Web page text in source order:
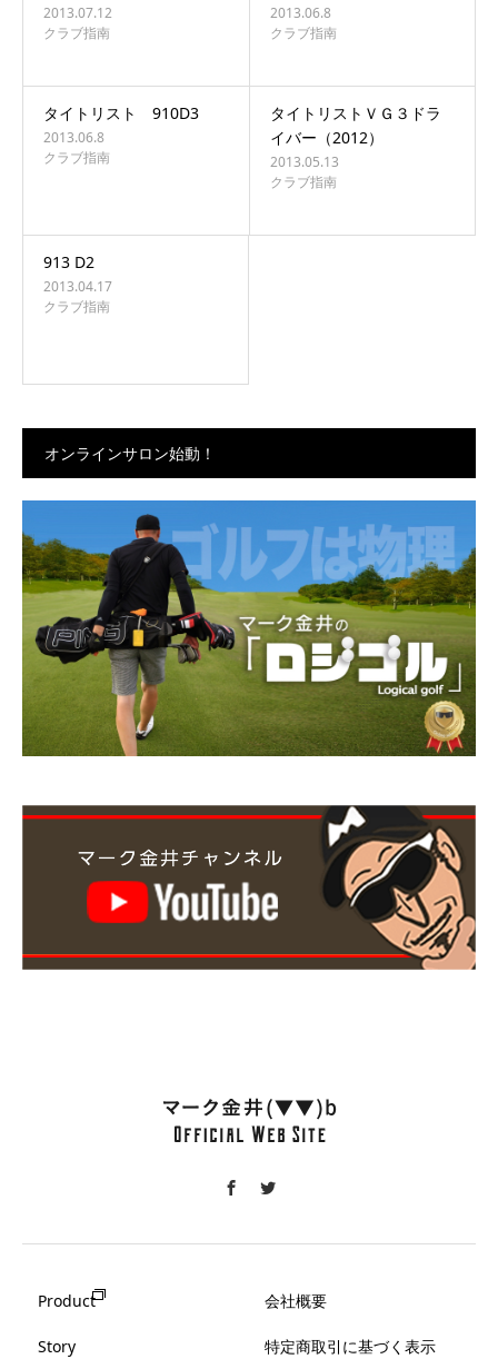
2013.07.12
クラブ指南
2013.06.8
クラブ指南
タイトリスト 910D3
2013.06.8
クラブ指南
タイトリストＶＧ３ドラ
イバー（2012）
2013.05.13
クラブ指南
913 D2
2013.04.17
クラブ指南
オンラインサロン始動！
Product
Story
会社概要
特定商取引に基づく表示